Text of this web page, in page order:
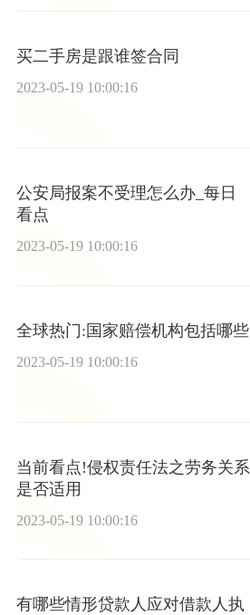
买二手房是跟谁签合同
2023-05-19 10:00:16
公安局报案不受理怎么办_每日
看点
2023-05-19 10:00:16
全球热门:国家赔偿机构包括哪些
2023-05-19 10:00:16
当前看点!侵权责任法之劳务关系
是否适用
2023-05-19 10:00:16
有哪些情形贷款人应对借款人执